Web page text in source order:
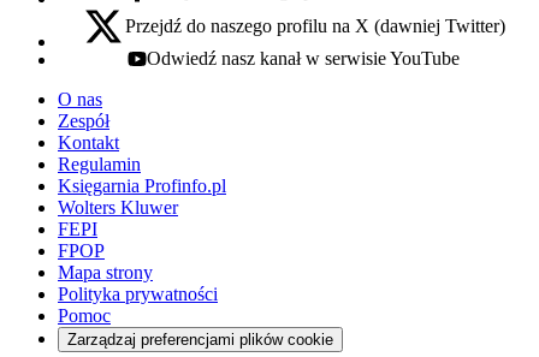
facebook - otwiera się w nowej karcie
x - otwiera się w nowej karcie
O nas
Zespół
Kontakt
Regulamin
Księgarnia Profinfo.pl
Wolters Kluwer
FEPI
FPOP
Mapa strony
Polityka prywatności
Pomoc